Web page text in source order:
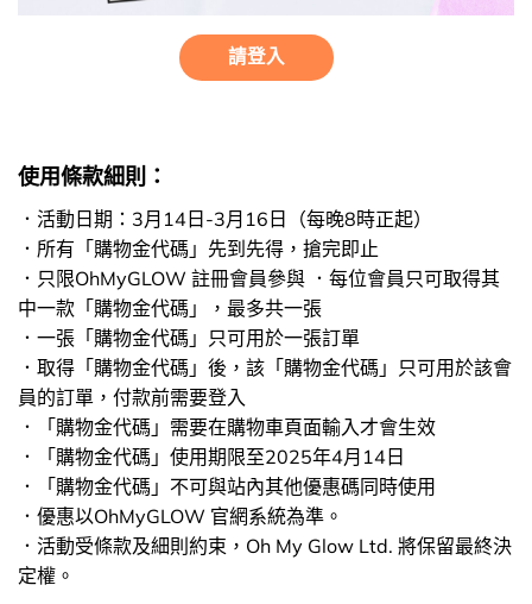
請登入
使用條款細則：
．活動日期：3月14日-3月16日（每晚8時正起）
．所有「購物金代碼」先到先得，搶完即止
．只限OhMyGLOW 註冊會員參與 ．每位會員只可取得其
中一款「購物金代碼」，最多共一張
．一張「購物金代碼」只可用於一張訂單
．取得「購物金代碼」後，該「購物金代碼」只可用於該會
員的訂單，付款前需要登入
．「購物金代碼」需要在購物車頁面輸入才會生效
．「購物金代碼」使用期限至2025年4月14日
．「購物金代碼」不可與站內其他優惠碼同時使用
．優惠以OhMyGLOW 官網系統為準。
．活動受條款及細則約束，Oh My Glow Ltd. 將保留最終決
定權。